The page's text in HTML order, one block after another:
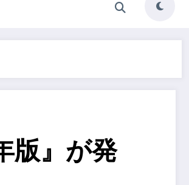
版』が発